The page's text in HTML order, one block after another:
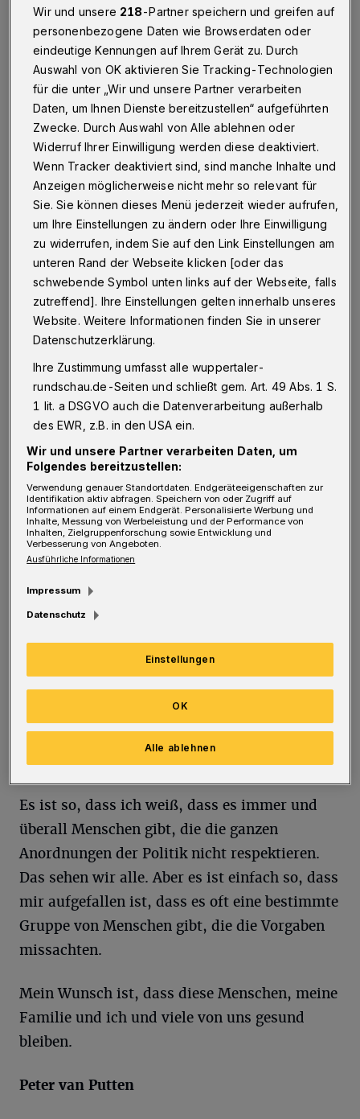
Betr.: Missachtung der Abstandsregeln
02.06.2020 , 12:03 Uhr Eine Minute Lesezeit
E s gibt bestimmte Menschen, die sich
nicht an die Abstandsregel halten. Es ist
doch so, dass es um unser aller Gesundheit
geht und ich Angst bekomme, wenn ich diese
Menschenansammlungen sehe, ohne
irgendwelche Abstandsregeln zu beachten.
In Oberbarmen/Wichlinghausen und
Wupperfeld sieht man dieses unglaublich
unsolidarische, unverantwortliche Verhalten
verstärkt. Da bilden sich Gruppen vor
Dönerbuden und Lokalen – und man könnte
meinen, dass diese Leute nicht begriffen
haben, dass jeder von uns sich doch
Könnte es sein, dass die Mitarbeiter, die für
die Überwachung dieser Verletzung gegenüber
den Anordnungen der Politik zuständig sind,
diese Orte vernachlässigen? Es ist doch kein
No-Go-Gebiet – oder?
Es ist so, dass ich weiß, dass es immer und
überall Menschen gibt, die die ganzen
Anordnungen der Politik nicht respektieren.
Das sehen wir alle. Aber es ist einfach so, dass
mir aufgefallen ist, dass es oft eine bestimmte
Gruppe von Menschen gibt, die die Vorgaben
missachten.
Mein Wunsch ist, dass diese Menschen, meine
Familie und ich und viele von uns gesund
bleiben.
Peter van Putten
Wir und unsere 218-Partner speichern und greifen auf
personenbezogene Daten wie Browserdaten oder
eindeutige Kennungen auf Ihrem Gerät zu. Durch
Auswahl von OK aktivieren Sie Tracking-Technologien
für die unter „Wir und unsere Partner verarbeiten
Daten, um Ihnen Dienste bereitzustellen“ aufgeführten
Zwecke. Durch Auswahl von Alle ablehnen oder
Widerruf Ihrer Einwilligung werden diese deaktiviert.
Wenn Tracker deaktiviert sind, sind manche Inhalte und
Anzeigen möglicherweise nicht mehr so relevant für
Sie. Sie können dieses Menü jederzeit wieder aufrufen,
um Ihre Einstellungen zu ändern oder Ihre Einwilligung
zu widerrufen, indem Sie auf den Link Einstellungen am
unteren Rand der Webseite klicken [oder das
schwebende Symbol unten links auf der Webseite, falls
zutreffend]. Ihre Einstellungen gelten innerhalb unseres
Website. Weitere Informationen finden Sie in unserer
Datenschutzerklärung.
Ihre Zustimmung umfasst alle wuppertaler-
rundschau.de-Seiten und schließt gem. Art. 49 Abs. 1 S.
1 lit. a DSGVO auch die Datenverarbeitung außerhalb
des EWR, z.B. in den USA ein.
Wir und unsere Partner verarbeiten Daten, um
Folgendes bereitzustellen:
Verwendung genauer Standortdaten. Endgeräteeigenschaften zur
Identifikation aktiv abfragen. Speichern von oder Zugriff auf
Informationen auf einem Endgerät. Personalisierte Werbung und
Inhalte, Messung von Werbeleistung und der Performance von
Inhalten, Zielgruppenforschung sowie Entwicklung und
Verbesserung von Angeboten.
Ausführliche Informationen
Impressum
Datenschutz
Einstellungen
Alle ablehnen
OK